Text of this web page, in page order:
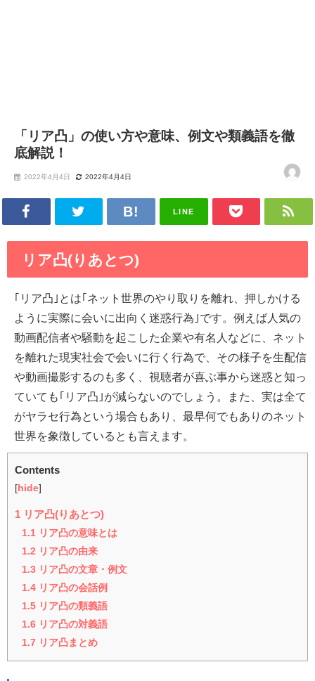
「リア凸」の使い方や意味、例文や類義語を徹
底解説！
2022年4月4日 2022年4月4日
LINE
リア凸(りあとつ)
｢リア凸｣とは｢ネット世界のやり取りを離れ、押しかける
ように実際に会いに出向く迷惑行為｣です。例えば人気の
動画配信者や騒動を起こした企業や有名人などに、ネット
を離れた現実社会で会いに行く行為で、その様子を生配信
や動画撮影するのも多く、視聴者が喜ぶ事から迷惑と知っ
ていても｢リア凸｣が減らないのでしょう。また、実は全て
がヤラセ行為という場合もあり、最早何でもありのネット
世界を象徴しているとも言えます。
Contents
[ hide]
1 リア凸(りあとつ)
1.1 リア凸の意味とは
1.2 リア凸の由来
1.3 リア凸の文章・例文
1.4 リア凸の会話例
1.5 リア凸の類義語
1.6 リア凸の対義語
1.7 リア凸まとめ